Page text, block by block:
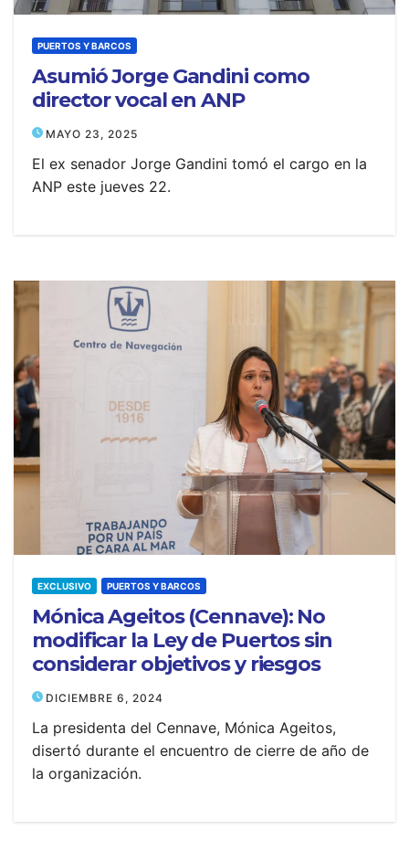
PUERTOS Y BARCOS
Asumió Jorge Gandini como
director vocal en ANP
MAYO 23, 2025
El ex senador Jorge Gandini tomó el cargo en la
ANP este jueves 22.
EXCLUSIVO PUERTOS Y BARCOS
Mónica Ageitos (Cennave): No
modificar la Ley de Puertos sin
considerar objetivos y riesgos
DICIEMBRE 6, 2024
La presidenta del Cennave, Mónica Ageitos,
disertó durante el encuentro de cierre de año de
la organización.